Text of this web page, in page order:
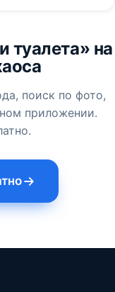
туалета» на
поиск по фото,
приложении.